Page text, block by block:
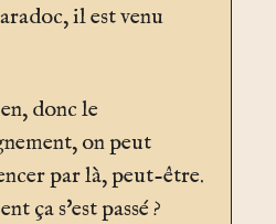
il est venu
donc le
on peut
par là, peut-être.
ça s'est passé ?